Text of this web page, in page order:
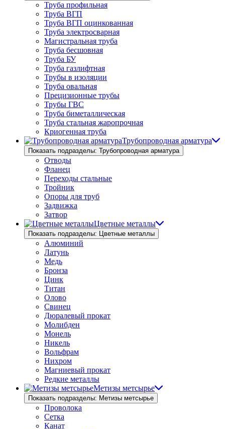
Труба профильная
Труба ВГП
Труба ВГП оцинкованная
Труба электросварная
Магистральная труба
Труба бесшовная
Труба БУ
Труба газлифтная
Трубы в изоляции
Труба овальная
Прецизионные трубы
Трубы ГВС
Труба биметаллическая
Труба стальная жаропрочная
Криогенная труба
Трубопроводная арматура
Показать подразделы: Трубопроводная арматура
Отводы
Фланец
Переходы стальные
Тройник
Опоры для труб
Задвижка
Затвор
Цветные металлы
Показать подразделы: Цветные металлы
Алюминий
Латунь
Медь
Бронза
Цинк
Титан
Олово
Свинец
Дюралевый прокат
Молибден
Монель
Никель
Вольфрам
Нихром
Магниевый прокат
Редкие металлы
Метизы метсырье
Показать подразделы: Метизы метсырье
Проволока
Сетка
Канат